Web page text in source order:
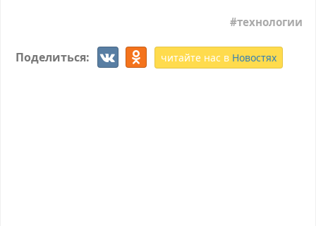
технологии
Поделиться: читайте нас в Новостях